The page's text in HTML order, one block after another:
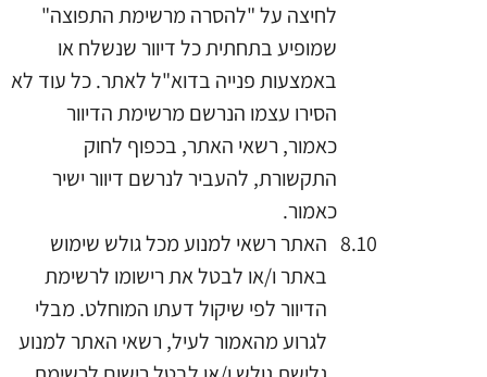
לחיצה על "להסרה מרשימת התפוצה"
שמופיע בתחתית כל דיוור שנשלח או
באמצעות פנייה בדוא"ל לאתר. כל עוד לא
הסירו עצמו הנרשם מרשימת הדיוור
כאמור, רשאי האתר, בכפוף לחוק
התקשורת, להעביר לנרשם דיוור ישיר
כאמור.
האתר רשאי למנוע מכל גולש שימוש
באתר ו/או לבטל את רישומו לרשימת
הדיוור לפי שיקול דעתו המוחלט. מבלי
לגרוע מהאמור לעיל, רשאי האתר למנוע